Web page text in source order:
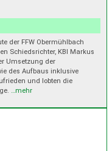
der FFW Obermühlbach
Schiedsrichter, KBI Markus
Umsetzung der
des Aufbaus inklusive
und lobten die
…mehr